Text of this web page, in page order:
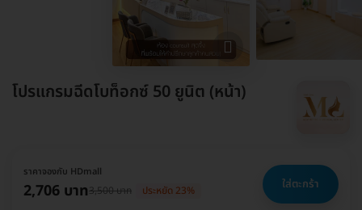
โปรแกรมฉีดโบท็อกซ์ 50 ยูนิต (หน้า)
ราคาจองกับ HDmall
2,706 บาท3,500 บาท ประหยัด 23% ใส่ตะกร้า